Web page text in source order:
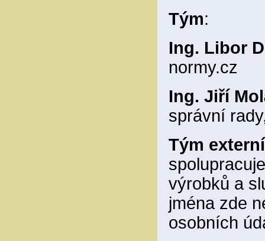
Tým:
Ing. Libor
normy.cz
Ing. Jiří
správní
Tým
výrobků a
jména zde
osobních